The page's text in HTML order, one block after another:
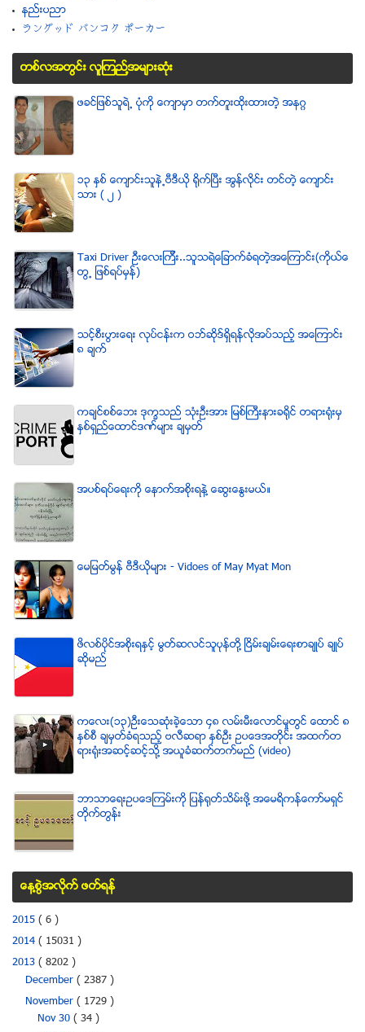
နည္းပညာ
ラングッド バンコク ポーカー
တစ္လအတြင္း လူၾကည္႔အမ်ားဆံုး
ဖခင္ျဖစ္သူရဲ႕ ပံုကို ေက်ာမွာ တက္တူးထိုးထားတဲ့ အနဂၢ
၁၃ ႏွစ္ ေက်ာင္းသူနဲ႕ဗီဒီယို ရိုက္ျပီး အြန္လိုင္း တင္တဲ့ ေက်ာင္း
သား ( ၂ )
Taxi Driver ဦးေလးၾကီး..သူသရဲေျခာက္ခံရတဲ့အေၾကာင္း(ကိုယ္ေ
တြ႕ ျဖစ္ရပ္မွန္)
သင့္စီးပြားေရး လုပ္ငန္းက ဝဘ္ဆိုဒ္ရွိရန္လိုအပ္သည့္ အေၾကာင္း
၈ ခ်က္
ကခ်င္စစ္ေဘး ဒုကၡသည္ သံုးဦးအား ျမစ္ႀကီးနားခရိုင္ တရားရံုးမွ
ႏွစ္ရွည္ေထာင္ဒဏ္မ်ား ခ်မွတ္
အပစ္ရပ္ေရးကို ေနာက္အစိုးရနဲ႔ ေဆြးေႏြးမယ္။
ေမျမတ္မြန္ ဗီဒီယုိမ်ား - Vidoes of May Myat Mon
ဖိလစ္ပိုင္အစိုးရႏွင့္ မြတ္ဆလင္သူပုန္တို႔ ၿငိမ္းခ်မ္းေရးစာခ်ဳပ္ ခ်ဳပ္
ဆိုမည္
ကေလး(၁၃)ဦးေသဆံုးခဲ့ေသာ ၄၈ လမ္းမီးေလာင္မႈတြင္ ေထာင္ ၈
ႏွစ္စီ ခ်မွတ္ခံရသည့္ ဗလီဆရာ ႏွစ္ဦး ဥပေဒအတိုင္း အထက္တ
ရားရံုးအဆင့္ဆင့္သို႔ အယူခံဆက္တက္မည္ (video)
ဘာသာေရးဥပေဒၾကမ္းကို ျပန္ရုတ္သိမ္းဖို႔ အေမရိကန္ေကာ္မရွင္
တိုက္တြန္း
ေန႔စြဲအလိုက္ ဖတ္ရန္
2015 ( 6 )
2014 ( 15031 )
2013 ( 8202 )
December ( 2387 )
November ( 1729 )
Nov 30( 34 )